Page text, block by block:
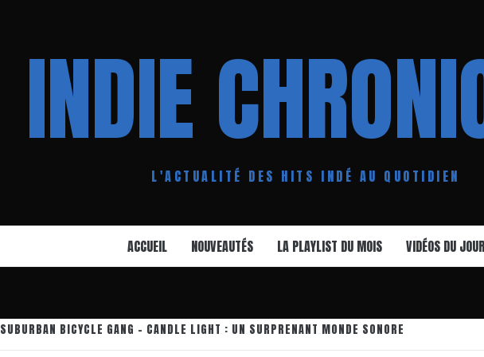
INDIE
L'ACTUALITÉ DES HITS INDÉ AU QUOTIDIEN
ACCUEIL NOUVEAUTÉS LA PLAYLIST DU MOIS VIDÉOS DU JOUR
SUBURBAN BICYCLE GANG – CANDLE LIGHT : UN SURPRENANT MONDE SONORE